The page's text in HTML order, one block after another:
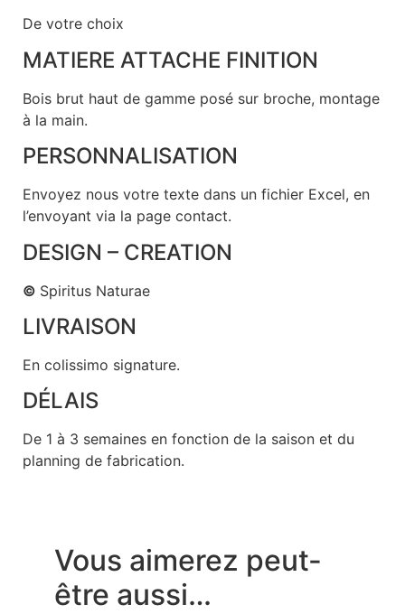
De votre choix
MATIERE ATTACHE FINITION
Bois brut haut de gamme posé sur broche, montage
à la main.
PERSONNALISATION
Envoyez nous votre texte dans un fichier Excel, en
l’envoyant via la page contact.
DESIGN – CREATION
© Spiritus Naturae
LIVRAISON
En colissimo signature.
DÉLAIS
De 1 à 3 semaines en fonction de la saison et du
planning de fabrication.
Vous aimerez peut-
être aussi…